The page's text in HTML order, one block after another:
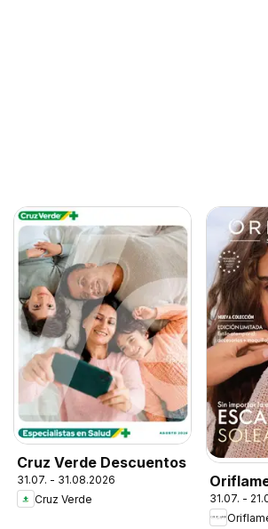
Cruz Verde Descuentos
31.07. - 31.08.2026
Cruz Verde
31.07. -